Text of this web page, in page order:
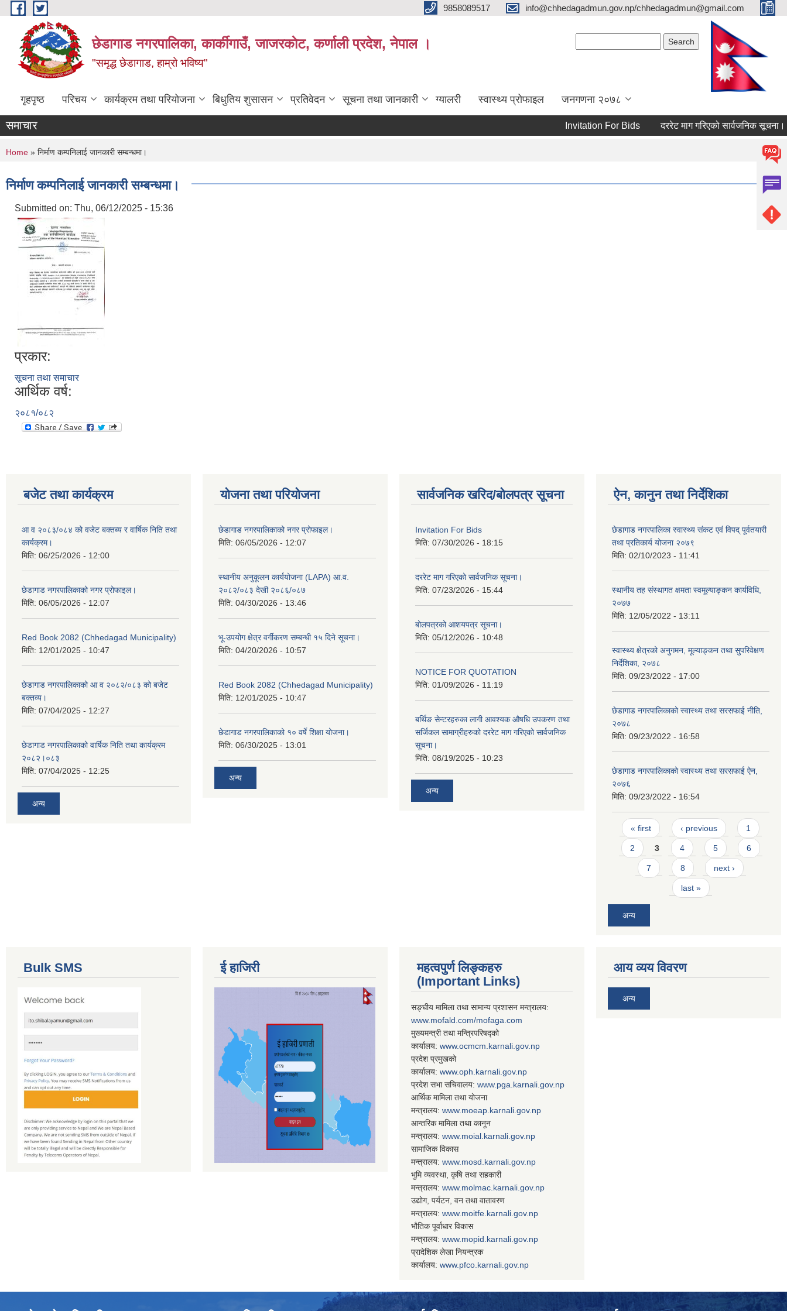
Skip to main content 9858089517 info@chhedagadmun.gov.np/chhedagadmun@gmail.com
छेडागाड नगरपालिका, कार्कीगाउँ, जाजरकाेट, कर्णाली प्रदेश, नेपाल ।
"समृद्ध छेडागाड, हाम्रो भविष्य"
गृहपृष्ठ परिचय कार्यक्रम तथा परियोजना बिधुतिय शुसासन प्रतिवेदन सूचना तथा जानकारी ग्यालरी स्वास्थ्य प्रोफाइल जनगणना २०७८
समाचार Invitation For Bids दररेट माग गरिएको सार्वजनिक सूचना।
You are here
Home » निर्माण कम्पनिलाई जानकारी सम्बन्धमा।
निर्माण कम्पनिलाई जानकारी सम्बन्धमा।
Submitted on: Thu, 06/12/2025 - 15:36
प्रकार:
सूचना तथा समाचार
आर्थिक वर्ष:
२०८१/०८२
बजेट तथा कार्यक्रम
आ व २०८३/०८४ को वजेट बक्तब्य र वार्षिक निति तथा
कार्यक्रम।
मिति: 06/25/2026 - 12:00
छेडागाड नगरपालिकाको नगर प्रोफाइल।
मिति: 06/05/2026 - 12:07
Red Book 2082 (Chhedagad Municipality)
मिति: 12/01/2025 - 10:47
छेडागाड नगरपालिकाको आ व २०८२/०८३ को बजेट
बक्तव्य।
मिति: 07/04/2025 - 12:27
छेडागाड नगरपालिकाको वार्षिक निति तथा कार्यक्रम
२०८२।०८३
मिति: 07/04/2025 - 12:25
अन्य
योजना तथा परियोजना
छेडागाड नगरपालिकाको नगर प्रोफाइल।
मिति: 06/05/2026 - 12:07
स्थानीय अनुकूलन कार्ययोजना (LAPA) आ.व.
२०८२/०८३ देखी २०८६/०८७
मिति: 04/30/2026 - 13:46
भू-उपयोग क्षेत्र वर्गीकरण सम्बन्धी १५ दिने सूचना।
मिति: 04/20/2026 - 10:57
Red Book 2082 (Chhedagad Municipality)
मिति: 12/01/2025 - 10:47
छेडागाड नगरपालिकाको १० वर्षे शिक्षा योजना।
मिति: 06/30/2025 - 13:01
अन्य
सार्वजनिक खरिद/बोलपत्र सूचना
Invitation For Bids
मिति: 07/30/2026 - 18:15
दररेट माग गरिएको सार्वजनिक सूचना।
मिति: 07/23/2026 - 15:44
बोलपत्रको आशयपत्र सूचना।
मिति: 05/12/2026 - 10:48
NOTICE FOR QUOTATION
मिति: 01/09/2026 - 11:19
बर्थिङ सेन्टरहरुका लागी आवश्यक औषधि उपकरण तथा
सर्जिकल सामाग्रीहरुको दररेट माग गरिएको सार्वजनिक
सूचना।
मिति: 08/19/2025 - 10:23
अन्य
ऐन, कानुन तथा निर्देशिका
छेडागाड नगरपालिका स्वास्थ्य संकट एवं विपद् पूर्वतयारी
तथा प्रतिकार्य योजना २०७९
मिति: 02/10/2023 - 11:41
स्थानीय तह संस्थागत क्षमता स्वमूल्याङ्कन कार्यविधि,
२०७७
मिति: 12/05/2022 - 13:11
स्वास्थ्य क्षेत्रको अनुगमन, मूल्याङ्कन तथा सुपरिवेक्षण
निर्देशिका, २०७८
मिति: 09/23/2022 - 17:00
छेडागाड नगरपालिकाको स्वास्थ्य तथा सरसफाई नीति,
२०७८
मिति: 09/23/2022 - 16:58
छेडागाड नगरपालिकाको स्वास्थ्य तथा सरसफाई ऐन,
२०७६
मिति: 09/23/2022 - 16:54
Pages
« first ‹ previous 1
2 3 4 5 6
7 8 next ›
last »
अन्य
Bulk SMS ई हाजिरी
महत्वपुर्ण लिङ्कहरु
(Important Links)
सङ्घीय मामिला तथा सामान्य प्रशासन मन्त्रालय:
www.mofald.com/mofaga.com
मुख्यमन्त्री तथा मन्त्रिपरिषद्को
कार्यालय: www.ocmcm.karnali.gov.np
प्रदेश प्रमुखको
कार्यालय: www.oph.karnali.gov.np
प्रदेश सभा सचिवालय: www. pga.karnali.gov.np
आर्थिक मामिला तथा योजना
मन्त्रालय: www. moeap.karnali.gov.np
आन्तरिक मामिला तथा कानून
मन्त्रालय: www. moial.karnali.gov.np
सामाजिक विकास
मन्त्रालय: www. mosd.karnali.gov.np
भुमि व्यवस्था, कृषि तथा सहकारी
मन्त्रालय: www. molmac.karnali.gov.np
उद्योग, पर्यटन, वन तथा वातावरण
मन्त्रालय: www. moitfe.karnali.gov.np
भौतिक पूर्वाधार विकास
मन्त्रालय: www. mopid.karnali.gov.np
प्रादेशिक लेखा नियन्त्रक
कार्यालय: www. pfco.karnali.gov.np
आय व्यय विवरण
अन्य